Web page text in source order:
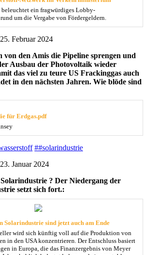
beleuchtet ein fragwürdiges Lobby-
um die Vergabe von Fördergeldern.
25. Februar 2024
von den Amis die Pipeline sprengen und
Ausbau der Photovoltaik wieder
das viel zu teure US Frackinggas auch
in den nächsten Jahren. Wie blöde sind
für Erdgas.pdf
##solarindustrie
23. Januar 2024
? Der Niedergang der
setzt sich fort.:
Solarindustrie sind jetzt auch am Ende
wird sich künftig voll auf die Produktion von
in den USA konzentrieren. Der Entschluss basiert
in Europa, die das Finanzergebnis von Meyer